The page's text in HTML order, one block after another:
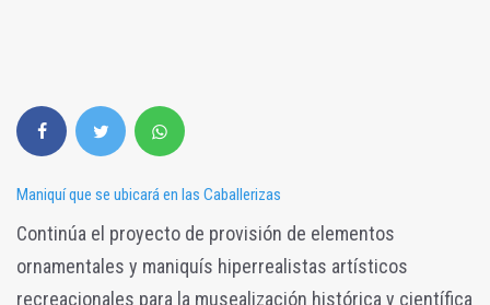
Maniquí que se ubicará en las Caballerizas
Continúa el proyecto de provisión de elementos
ornamentales y maniquís hiperrealistas artísticos
recreacionales para la musealización histórica y científica